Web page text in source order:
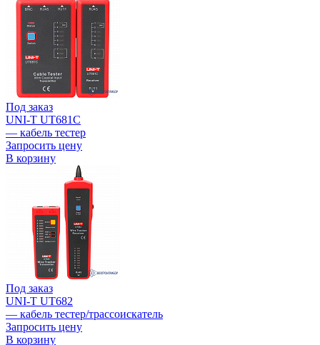
Под заказ
UNI-T UT681C
— кабель тестер
Запросить цену
В корзину
Под заказ
UNI-T UT682
— кабель тестер/трассоискатель
Запросить цену
В корзину